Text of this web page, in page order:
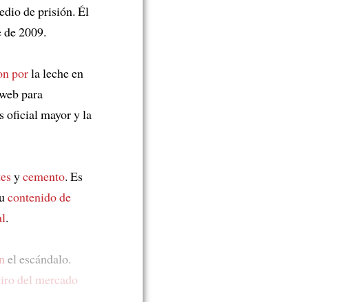
de prisión. Él
2009.
porla leche en
para
oficial mayor y la
ycemento. Es
contenido de
.
el escándalo.
del mercado